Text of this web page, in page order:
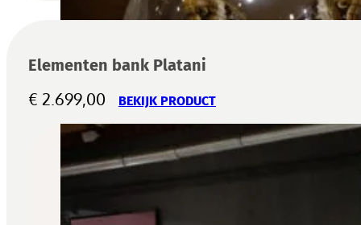
Elementen bank Platani
€ 2.699,00 BEKIJK PRODUCT